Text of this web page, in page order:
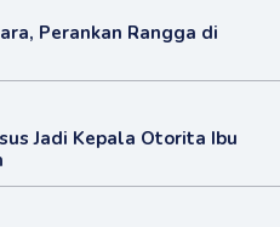
Perankan Rangga di
Jadi Kepala Otorita Ibu